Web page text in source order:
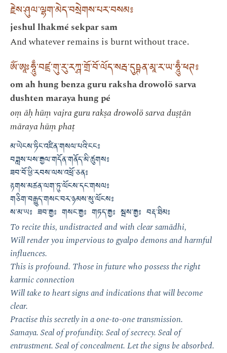
རྗེས་ཤུལ་ལྷག་མེད་བསྲེགས་པར་བསམ༔
jeshul lhakmé sekpar sam
And whatever remains is burnt without trace.
ཨོཾ་ཨཱཿཧཱུྃ་བཛྲ་གུ་རུ་རཀྴ་གྲོ་བོ་ལོད་སརྦ་དུཥྚན་མཱ་ར་ཡ་ཧཱུྃ་ཕཊ༔
om ah hung benza guru raksha drowolö sarva
dushten maraya hung pé
oṃ āḥ hūṃ vajra guru rakṣa drowolö sarva duṣṭān
māraya hūṃ phaṭ
མ་ཡེངས་ཏིང་འཛིན་གསལ་པའི་ངང༔
བཟླས་པས་རྒྱལ་གདོན་གནོད་མི་ཚུགས༔
ཟབ་བོ་ཕྱི་རབས་ལས་འཕྲོ་ཅན༔
རྟགས་མཚན་ལག་ཏུ་ལོངས་དང་གསལ༔
གཅིག་བརྒྱུད་གསང་བར་ཉམས་སུ་ལོངས༔
ས་མ་ཡ༔ ཟབ་རྒྱ༔ གསང་རྒྱ༔ གཏད་རྒྱ༔ སྦས་རྒྱ༔ བརྡ་ཐིམ༔
To recite this, undistracted and with clear samādhi,
Will render you impervious to gyalpo demons and harmful
influences.
This is profound. Those in future who possess the right
karmic connection
Will take to heart signs and indications that will become
clear.
Practise this secretly in a one-to-one transmission.
Samaya. Seal of profundity. Seal of secrecy. Seal of
entrustment. Seal of concealment. Let the signs be absorbed.